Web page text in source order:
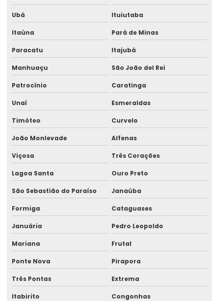
Montagem de caminho de rolamento
Montagem e desmontagem de ponte rolante
Montagem de ponte rolante
Montagem de talha elétrica
Montagem Técnica De Sistemas De Elevação
Motor elétrico para ponte rolante
Motor para ponte rolante
Motor redutor para ponte rolante
Movimentação de cargas laner
Movimentação Horizontal Com Trole Elétrico
Painel elétrico para ponte rolante
Peças para ponte rolante swf
Ubá Ituiutaba
Itaúna Pará de Minas
Paracatu Itajubá
Manhuaçu São João del Rei
Patrocínio Caratinga
Unaí Esmeraldas
Timóteo Curvelo
João Monlevade Alfenas
Viçosa Três Corações
Lagoa Santa Ouro Preto
São Sebastião do Paraíso Janaúba
Formiga Cataguases
Januária Pedro Leopoldo
Mariana Frutal
Ponte Nova Pirapora
Três Pontas Extrema
Itabirito Congonhas